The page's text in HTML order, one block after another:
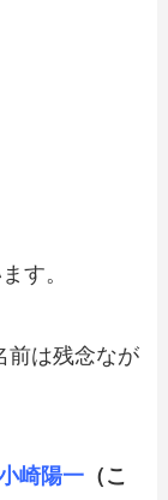
す。
前は残念なが
崎陽一 （こ